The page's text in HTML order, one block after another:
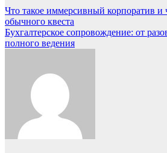
Навигация
по
записям
Что такое иммерсивный корпоратив и
обычного квеста
Бухгалтерское сопровождение: от
полного ведения